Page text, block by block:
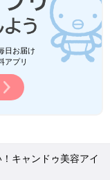
日お届け
アプリ
キャンドゥ美容アイ